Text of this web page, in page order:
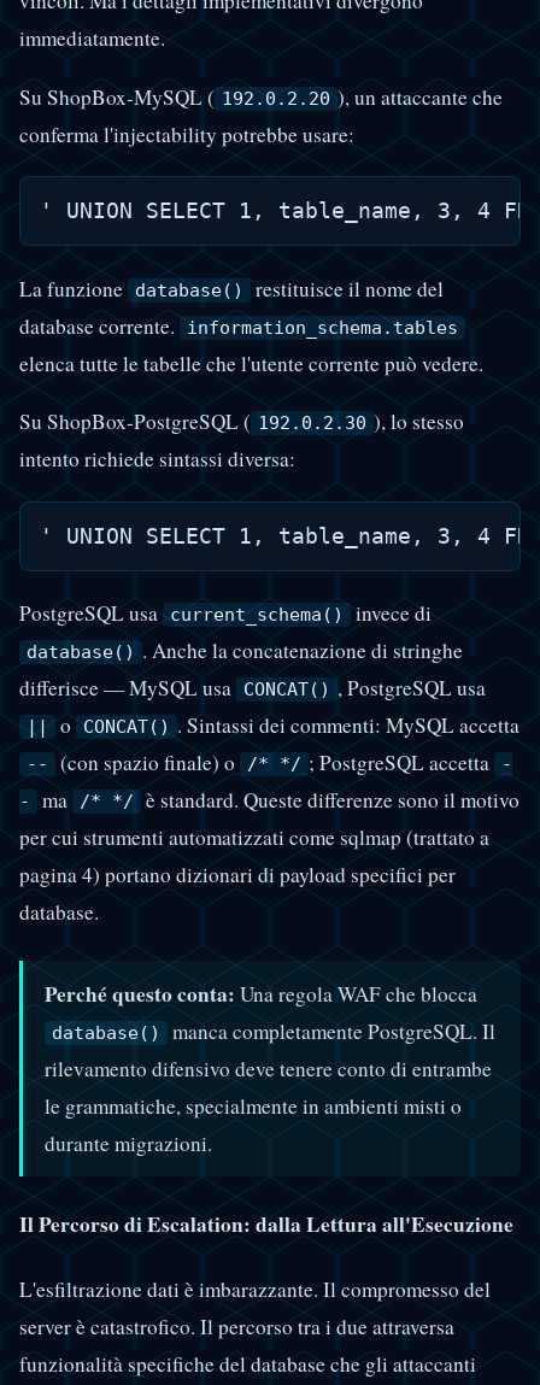
immediatamente.
Su ShopBox-MySQL ( 192.0.2.20 ), un attaccante che
conferma l'injectability potrebbe usare:
La funzione database() restituisce il nome del
database corrente.
information_schema.tables
elenca tutte le tabelle che l'utente corrente può vedere.
Su ShopBox-PostgreSQL ( 192.0.2.30 ), lo stesso
intento richiede sintassi diversa:
PostgreSQL usa current_schema() invece di
database() . Anche la concatenazione di stringhe
differisce — MySQL usa
CONCAT() , PostgreSQL usa
|| o CONCAT() . Sintassi dei commenti: MySQL accetta
-- (con spazio finale) o /* */ ; PostgreSQL accetta
-
-
ma /* */
è standard. Queste differenze sono il motivo
per cui strumenti automatizzati come sqlmap (trattato a
pagina 4) portano dizionari di payload specifici per
database.
Perché questo conta: Una regola WAF che blocca
database()
manca completamente PostgreSQL. Il
rilevamento difensivo deve tenere conto di entrambe
le grammatiche, specialmente in ambienti misti o
durante migrazioni.
Il Percorso di Escalation: dalla Lettura all'Esecuzione
L'esfiltrazione dati è imbarazzante. Il compromesso del
server è catastrofico. Il percorso tra i due attraversa
funzionalità specifiche del database che gli attaccanti